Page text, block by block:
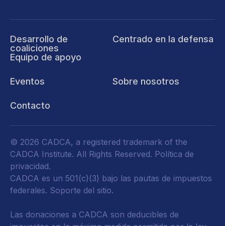
Desarrollo de
coaliciones
Equipo de apoyo
Centrado en la defensa
Eventos Sobre nosotros
Contacto
© 2026 CADCA, a registered trademark of the
CADCA Institute. All Rights Reserved. Política de
privacidad.
CADCA es un 501(c)(3) bajo las pautas de impuestos
federales. Soporte del sitio.
Las donaciones a CADCA son deducibles de